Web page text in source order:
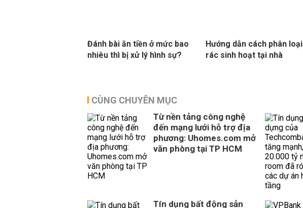
Đánh bài ăn tiền ở mức bao
nhiêu thì bị xử lý hình sự?
Hướng dẫn cách phân loại
rác sinh hoạt tại nhà
CÙNG CHUYÊN MỤC
Từ nền tảng công nghệ
đến mạng lưới hỗ trợ địa
phương: Uhomes.com mở
văn phòng tại TP HCM
Tín dụng bất động sản